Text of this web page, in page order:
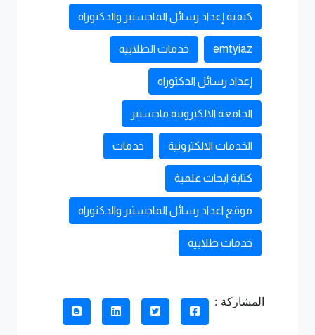
كيفية إعداد رسائل الماجستير والدكتوراة
emtyiaz خدمات الطلابيه
إعداد رسائل الدكتوراه
الجامعة الالكترونية ماجستير
الخدمات الالكترونية خدمات
كتابة ابحاث علمية
موقع اعداد رسائل الماجستير والدكتوراه
خدمات طلابية
المشاركة :